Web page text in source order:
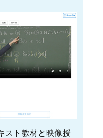
スト教材と映像授